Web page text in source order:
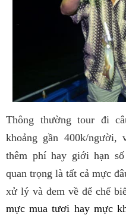
Thông thường tour đi
khoảng gần 400k/
thêm phí hay giới hạn
quan trọng là tất cả mực
xử lý và đem về để chế
mực mua tươi hay mực